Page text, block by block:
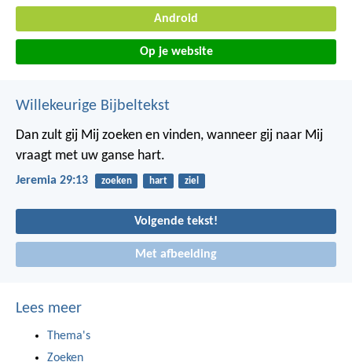
Android
Op je website
Willekeurige Bijbeltekst
Dan zult gij Mij zoeken en vinden, wanneer gij naar Mij
vraagt met uw ganse hart.
Jeremia 29:13 zoeken hart ziel
Volgende tekst!
Met afbeelding
Lees meer
Thema's
Zoeken